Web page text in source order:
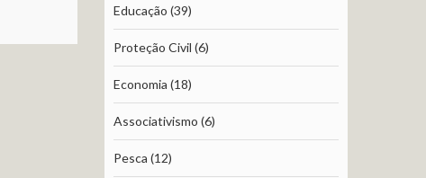
Educação (39)
Proteção Civil (6)
Economia (18)
Associativismo (6)
Pesca (12)